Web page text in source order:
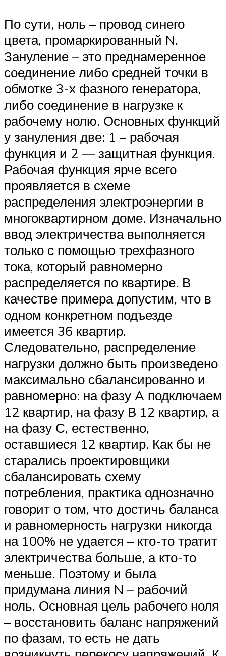
По сути, ноль – провод синего
цвета, промаркированный N.
Зануление – это преднамеренное
соединение либо средней точки в
обмотке 3-х фазного генератора,
либо соединение в нагрузке к
рабочему нолю. Основных функций
у зануления две: 1 – рабочая
функция и 2 — защитная функция.
Рабочая функция ярче всего
проявляется в схеме
распределения электроэнергии в
многоквартирном доме. Изначально
ввод электричества выполняется
только с помощью трехфазного
тока, который равномерно
распределяется по квартире. В
качестве примера допустим, что в
одном конкретном подъезде
имеется 36 квартир.
Следовательно, распределение
нагрузки должно быть произведено
максимально сбалансированно и
равномерно: на фазу A подключаем
12 квартир, на фазу В 12 квартир, а
на фазу С, естественно,
оставшиеся 12 квартир. Как бы не
старались проектировщики
сбалансировать схему
потребления, практика однозначно
говорит о том, что достичь баланса
и равномерность нагрузки никогда
на 100% не удается – кто-то тратит
электричества больше, а кто-то
меньше. Поэтому и была
придумана линия N – рабочий
ноль. Основная цель рабочего ноля
– восстановить баланс напряжений
по фазам, то есть не дать